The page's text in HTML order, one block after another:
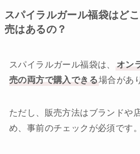
スパイラルガール福袋はど
売はあるの？
スパイラルガール福袋は、
オン
売の両方で購入できる場合があ
ただし、販売方法はブランドや
め、事前のチェックが必須です。